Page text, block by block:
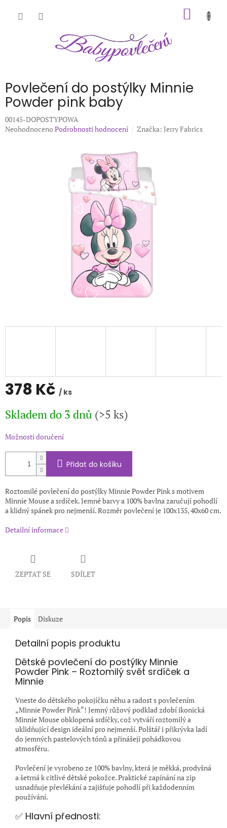
Povlečení do postýlky Minnie
Powder pink baby
00145-DOPOSTYPOWA
Průměrné
Neohodnoceno Podrobnosti hodnocení Značka: Jerry Fabrics
378 Kč / ks
cena:
Skladem do 3 dnů (>5 ks)
Možnosti doručení
Přidat do košíku
Roztomilé povlečení do postýlky Minnie Powder Pink s motivem
Minnie Mouse a srdíček. Jemné barvy a 100% bavlna zaručují pohodlí
a klidný spánek pro nejmenší. Rozměr povlečení je 100x135, 40x60 cm.
Detailní informace
ZEPTAT SE SDÍLET
Popis Diskuze
Detailní popis produktu
Dětské povlečení do postýlky Minnie
Powder Pink – Roztomilý svět srdíček a
Minnie
Vneste do dětského pokojíčku něhu a radost s povlečením
„Minnie Powder Pink“! Jemný růžový podklad zdobí ikonická
Minnie Mouse obklopená srdíčky, což vytváří roztomilý a
uklidňující design ideální pro nejmenší. Polštář i přikrývka ladí
do jemných pastelových tónů a přinášejí pohádkovou
atmosféru.
Povlečení je vyrobeno ze 100% bavlny, která je měkká, prodyšná
a šetrná k citlivé dětské pokožce. Praktické zapínání na zip
usnadňuje převlékání a zajišťuje pohodlí při každodenním
používání.
✅ Hlavní přednosti: